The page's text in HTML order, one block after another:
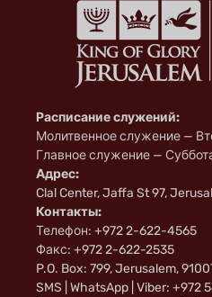
Расписание служений:
Молитвенное служение —
Главное служение —
Адрес:
Clal Center, Jaffa St 97,
Контакты:
Телефон: +972 2-622-4565
Факс: +972 2-622-2535
P.O. Box: 799, Jerusalem,
SMS | WhatsApp | Viber: +972